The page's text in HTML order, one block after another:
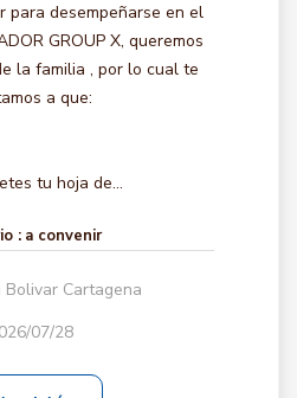
para desempeñarse en el
GROUP X, queremos
la familia , por lo cual te
a que:
tu hoja de...
: a convenir
Bolivar Cartagena
07/28